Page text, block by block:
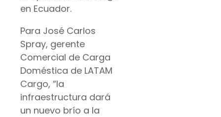
en Ecuador.
Para José Carlos
Spray, gerente
Comercial de Carga
Doméstica de LATAM
Cargo, “la
infraestructura dará
un nuevo brío a la